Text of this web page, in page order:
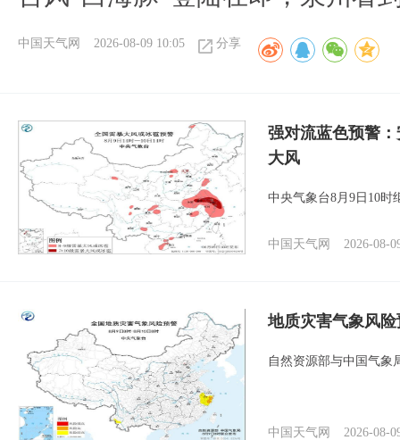
中国天气网 2026-08-09 10:05 分享
强对流蓝色预警
大风
中央气象台8月9日10时
中国天气网 2026-08-
地质灾害气象风
自然资源部与中国气象
中国天气网 2026-08-